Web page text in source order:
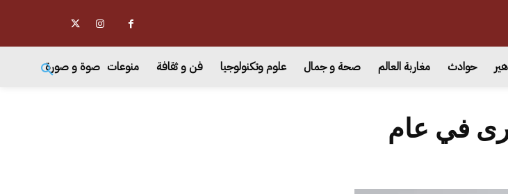
حوادث مغاربة العالم صحة و جمال علوم وتكنولوجيا فن و ثقافة منوعات صوة و صورة
كبرى في عام